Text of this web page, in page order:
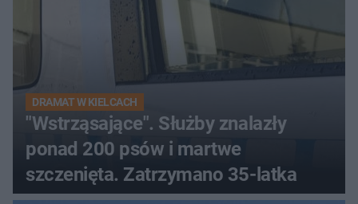
DRAMAT W KIELCACH
"Wstrząsające". Służby znalazły
ponad 200 psów i martwe
szczenięta. Zatrzymano 35-latka